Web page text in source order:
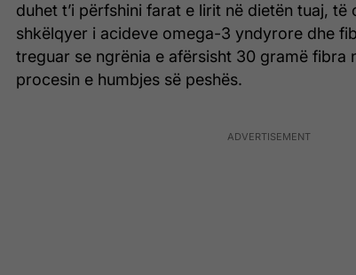
duhet t’i përfshini farat e lirit në dietën tuaj, të
shkëlqyer i acideve omega-3 yndyrore dhe
treguar se ngrënia e afërsisht 30 gramë fibra
procesin e humbjes së peshës.